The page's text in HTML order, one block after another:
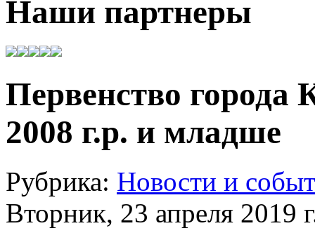
Наши партнеры
Первенство города
2008 г.р. и младше
Рубрика: Новости и
Вторник, 23 апреля 2019